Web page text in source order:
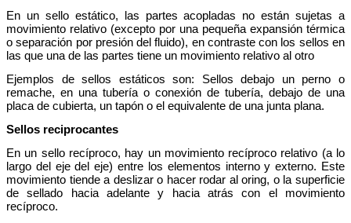
En un sello estático, las partes acopladas no están sujetas a
movimiento relativo (excepto por una pequeña expansión térmica
o separación por presión del fluido), en contraste con los sellos en
las que una de las partes tiene un movimiento relativo al otro
Ejemplos de sellos estáticos son: Sellos debajo un perno o
remache, en una tubería o conexión de tubería, debajo de una
placa de cubierta, un tapón o el equivalente de una junta plana.
Sellos reciprocantes
En un sello recíproco, hay un movimiento recíproco relativo (a lo
largo del eje del eje) entre los elementos interno y externo. Este
movimiento tiende a deslizar o hacer rodar al oring, o la superficie
de sellado hacia adelante y hacia atrás con el movimiento
recíproco.